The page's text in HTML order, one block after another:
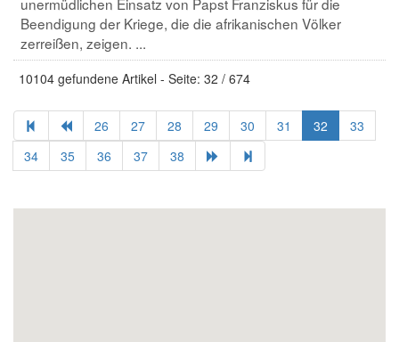
Beendigung der Kriege, die die afrikanischen Völker
zerreißen, zeigen. ...
10104 gefundene Artikel - Seite: 32 / 674
26 27 28 29 30 31 32
33
34
35 36 37 38